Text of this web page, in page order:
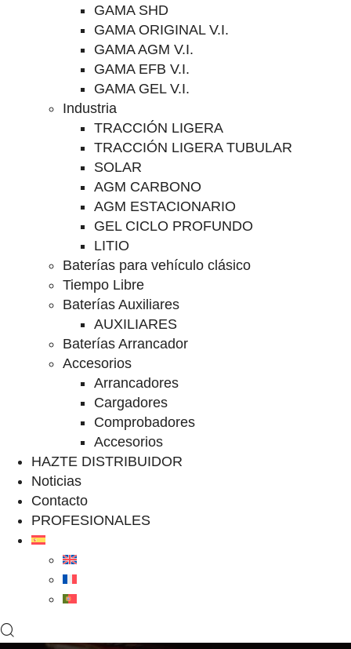
GAMA SHD
GAMA ORIGINAL V.I.
GAMA AGM V.I.
GAMA EFB V.I.
GAMA GEL V.I.
Industria
TRACCIÓN LIGERA
TRACCIÓN LIGERA TUBULAR
SOLAR
AGM CARBONO
AGM ESTACIONARIO
GEL CICLO PROFUNDO
LITIO
Baterías para vehículo clásico
Tiempo Libre
Baterías Auxiliares
AUXILIARES
Baterías Arrancador
Accesorios
Arrancadores
Cargadores
Comprobadores
Accesorios
HAZTE DISTRIBUIDOR
Noticias
Contacto
PROFESIONALES